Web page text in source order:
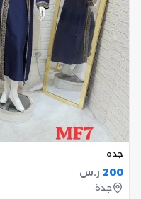
جده
200 ر.س
جدة